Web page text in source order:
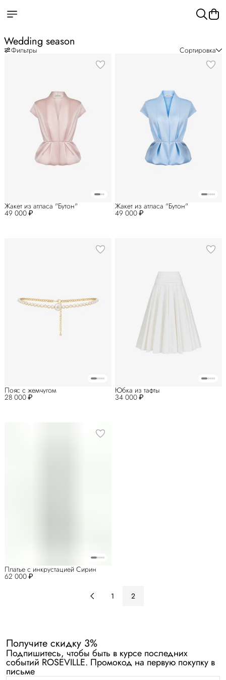
Wedding season
Фильтры Сортировка
49 000 ₽
Жакет из атласа "Бутон"
49 000 ₽
Жакет из атласа "Бутон"
28 000 ₽
Пояс с жемчугом
34 000 ₽
Юбка из тафты
62 000 ₽
Платье с инкрустацией Сирин
1 2
Получите скидку 3%
Подпишитесь, чтобы быть в курсе последних
событий ROSEVILLE. Промокод на первую покупку в
письме